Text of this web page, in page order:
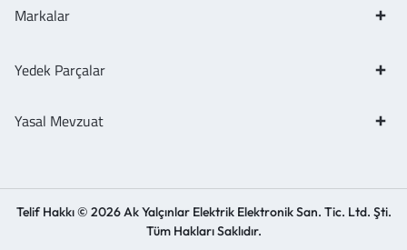
Markalar
Yedek Parçalar
Yasal Mevzuat
Telif Hakkı © 2026 Ak Yalçınlar Elektrik Elektronik San. Tic. Ltd. Şti.
Tüm Hakları Saklıdır.